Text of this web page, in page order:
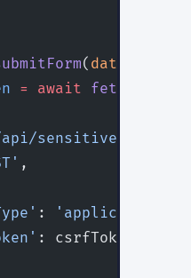
( data
= await
sensitive-action'
,
:
'application/
: csrfToken,